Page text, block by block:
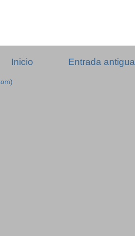
Entrada antigua
Inicio